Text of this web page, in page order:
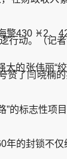
♓2、
动。（记
张伟丽“
了闫晓楠
标志性项
封锁不仅